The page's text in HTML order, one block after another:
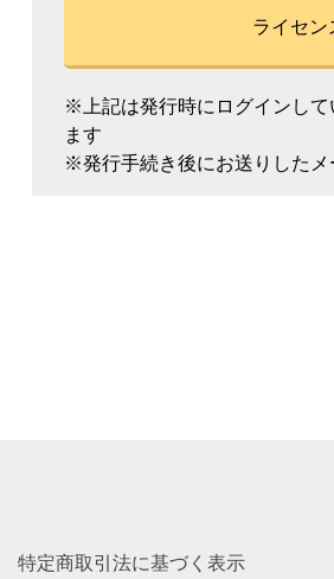
ライセン
※上記は発行時にログインし
ます
※発行手続き後にお送りした
特定商取引法に基づく表示